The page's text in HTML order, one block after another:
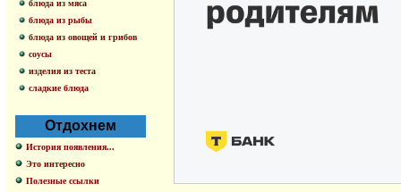
блюда из мяса
блюда из рыбы
блюда из овощей и грибов
соусы
изделия из теста
сладкие блюда
Отдохнем
История появления...
Это интересно
Полезные ссылки